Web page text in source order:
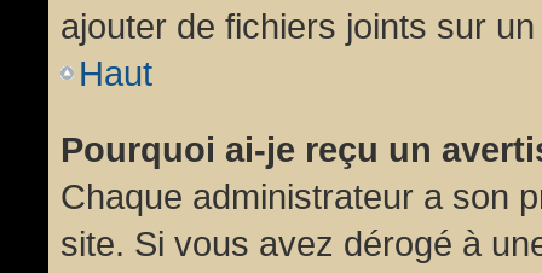
ajouter de fichiers joints sur
Haut
Pourquoi ai-je reçu un
Chaque administrateur a son
site. Si vous avez dérogé à